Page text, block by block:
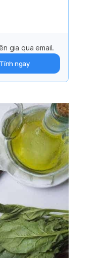
gia qua email.
Tính ngay